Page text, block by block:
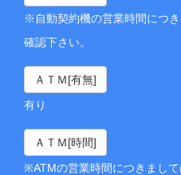
※自動契約機の営業時間につ
確認下さい。
ＡＴＭ[有無]
有り
ＡＴＭ[時間]
※ATMの営業時間につきまし